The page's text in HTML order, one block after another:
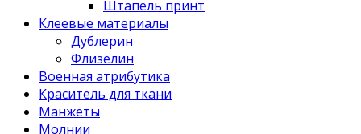
Штапель принт
Клеевые материалы
Дублерин
Флизелин
Военная атрибутика
Краситель для ткани
Манжеты
Молнии